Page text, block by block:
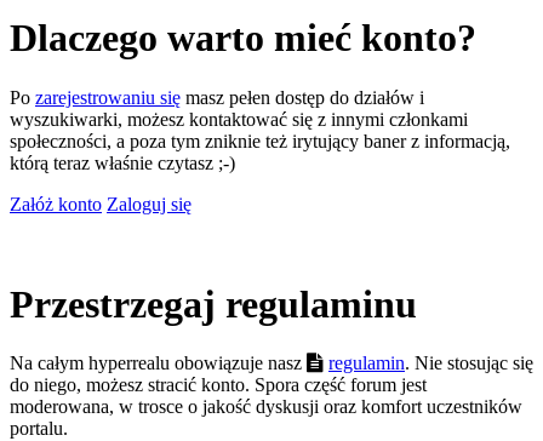
Dlaczego warto mieć konto?
Po zarejestrowaniu się masz pełen dostęp do działów i
wyszukiwarki, możesz kontaktować się z innymi członkami
społeczności, a poza tym zniknie też irytujący baner z informacją,
którą teraz właśnie czytasz ;-)
Załóż konto Zaloguj się
Przestrzegaj regulaminu
Na całym hyperrealu obowiązuje nasz regulamin. Nie stosując się
do niego, możesz stracić konto. Spora część forum jest
moderowana, w trosce o jakość dyskusji oraz komfort uczestników
portalu.